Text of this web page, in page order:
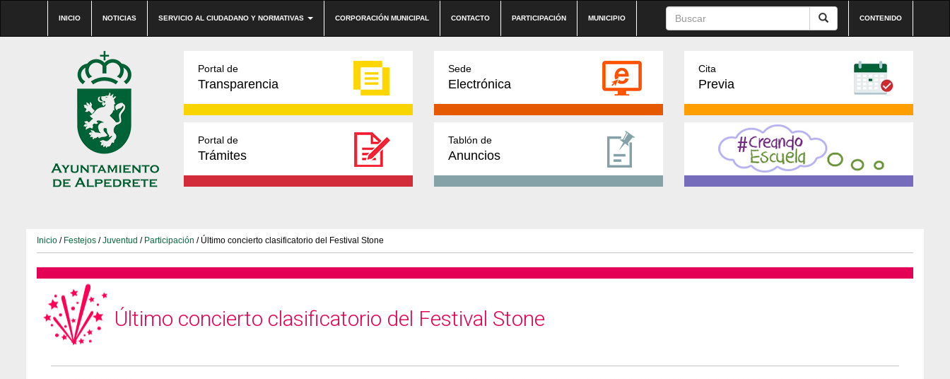
INICIO NOTICIAS SERVICIO AL CIUDADANO Y NORMATIVAS CORPORACIÓN MUNICIPAL CONTACTO PARTICIPACIÓN MUNICIPIO CONTENIDO
Portal de
Transparencia
Sede
Electrónica
Cita
Previa
Portal de
Trámites
Tablón de
Anuncios
Inicio / Festejos /Juventud / Participación / Último concierto clasificatorio del Festival Stone
Último concierto clasificatorio del Festival Stone